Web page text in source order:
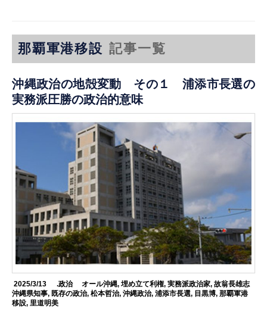
那覇軍港移設 記事一覧
沖縄政治の地殻変動 その１ 浦添市長選の
実務派圧勝の政治的意味
2025/3/13 .政治 オール沖縄, 埋め立て利権, 実務派政治家, 故翁長雄志
沖縄県知事, 既存の政治,松本哲治,沖縄政治,浦添市長選, 目黒博,那覇軍港
移設,里道明美